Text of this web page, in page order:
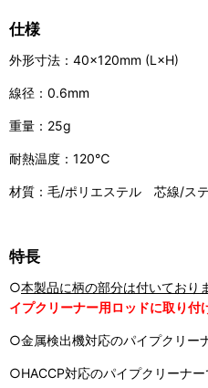
仕様
外形寸法：40×120mm (L×H)
線径：0.6mm
重量：25g
耐熱温度：120℃
材質：毛/ポリエステル 芯線/ス
特長
○本製品に柄の部分は付いており
イプクリーナー用ロッドに取り付
○金属検出機対応のパイプクリー
○HACCP対応のパイプクリーナー